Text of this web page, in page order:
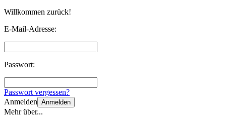
Willkommen zurück!
E-Mail-Adresse:
Passwort:
Passwort vergessen?
Anmelden Anmelden
Mehr über...